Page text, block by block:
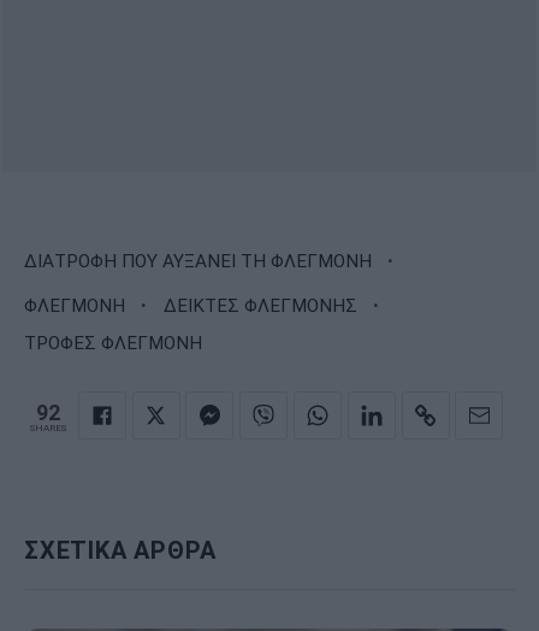
ΔΙΑΤΡΟΦΗ ΠΟΥ ΑΥΞΑΝΕΙ ΤΗ ΦΛΕΓΜΟΝΗ ·
ΦΛΕΓΜΟΝΗ · ΔΕΙΚΤΕΣ ΦΛΕΓΜΟΝΗΣ ·
ΤΡΟΦΕΣ ΦΛΕΓΜΟΝΗ
92
SHARES
ΣΧΕΤΙΚΑ ΑΡΘΡΑ